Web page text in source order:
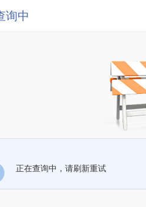
询中
正在查询中，请刷新重试